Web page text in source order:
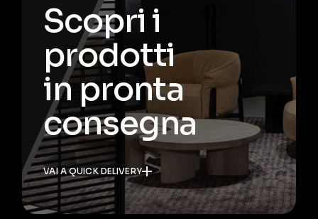
Scopri i
prodotti
in pronta
consegna
VAI A QUICK DELIVERY